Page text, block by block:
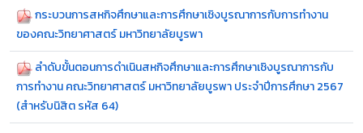
กระบวนการสหกิจศึกษาและการศึกษาเชิงบูรณาการกับการทำงาน
ของคณะวิทยาศาสตร์ มหาวิทยาลัยบูรพา
ลำดับขั้นตอนการดำเนินสหกิจศึกษาและการศึกษาเชิงบูรณาการกับ
การทำงาน คณะวิทยาศาสตร์ มหาวิทยาลัยบูรพา ประจำปีการศึกษา 2567
(สำหรับนิสิต รหัส 64)